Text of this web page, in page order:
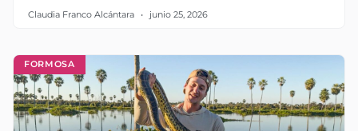
Claudia Franco Alcántara junio 25, 2026
FORMOSA